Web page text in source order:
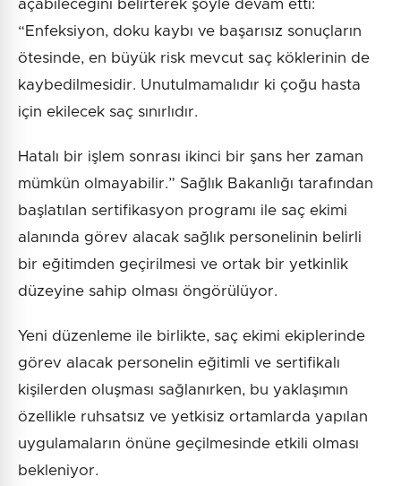
açabileceğini belirterek şöyle devam etti:
“Enfeksiyon, doku kaybı ve başarısız sonuçların
ötesinde, en büyük risk mevcut saç köklerinin de
kaybedilmesidir. Unutulmamalıdır ki çoğu hasta
için ekilecek saç sınırlıdır.
Hatalı bir işlem sonrası ikinci bir şans her zaman
mümkün olmayabilir.” Sağlık Bakanlığı tarafından
başlatılan sertifikasyon programı ile saç ekimi
alanında görev alacak sağlık personelinin belirli
bir eğitimden geçirilmesi ve ortak bir yetkinlik
düzeyine sahip olması öngörülüyor.
Yeni düzenleme ile birlikte, saç ekimi ekiplerinde
görev alacak personelin eğitimli ve sertifikalı
kişilerden oluşması sağlanırken, bu yaklaşımın
özellikle ruhsatsız ve yetkisiz ortamlarda yapılan
uygulamaların önüne geçilmesinde etkili olması
bekleniyor.